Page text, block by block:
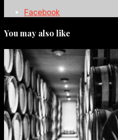
Facebook
You may also like